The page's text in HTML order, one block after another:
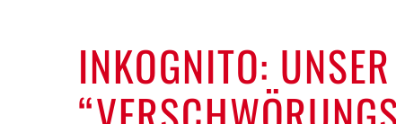
INKOGNITO: